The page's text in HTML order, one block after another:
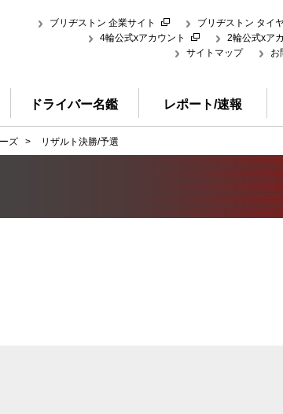
ブリヂストン 企業サイト
ブリヂストン タイ
4輪公式xアカウント
2輪公式xア
サイトマップ
お
ドライバー名鑑 レポート/速報
ズ > リザルト決勝/予選